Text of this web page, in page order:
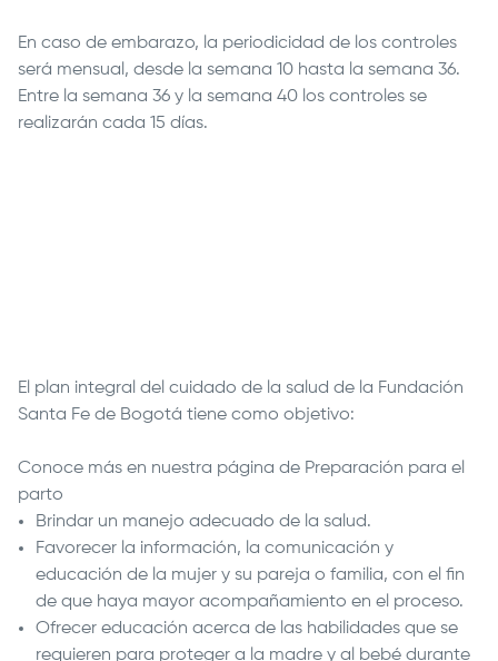
En caso de embarazo, la periodicidad de los controles
será mensual, desde la semana 10 hasta la semana 36.
Entre la semana 36 y la semana 40 los controles se
realizarán cada 15 días.
El plan integral del cuidado de la salud de la Fundación
Santa Fe de Bogotá tiene como objetivo:
Conoce más en nuestra página de Preparación para el
parto
Brindar un manejo adecuado de la salud.
Favorecer la información, la comunicación y
educación de la mujer y su pareja o familia, con el fin
de que haya mayor acompañamiento en el proceso.
Ofrecer educación acerca de las habilidades que se
requieren para proteger a la madre y al bebé durante